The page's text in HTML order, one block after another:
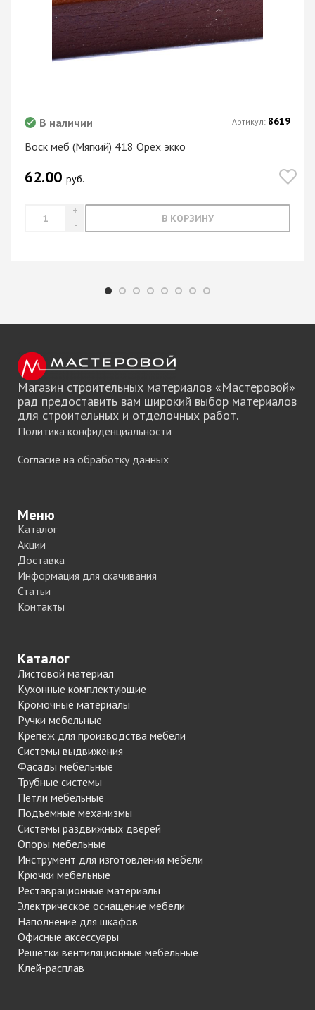
Воск меб (Мягкий) 418 Орех экко
В наличии
62.00 руб.
В КОРЗИНУ
Артикул: 8619
Магазин строительных материалов «Мастеровой»
рад предоставить вам широкий выбор материалов
для строительных и отделочных работ.
Политика конфиденциальности
Согласие на обработку данных
Меню
Каталог
Акции
Доставка
Информация для скачивания
Статьи
Контакты
Каталог
Листовой материал
Кухонные комплектующие
Кромочные материалы
Ручки мебельные
Крепеж для производства мебели
Системы выдвижения
Фасады мебельные
Трубные системы
Петли мебельные
Подъемные механизмы
Системы раздвижных дверей
Опоры мебельные
Инструмент для изготовления мебели
Крючки мебельные
Реставрационные материалы
Электрическое оснащение мебели
Наполнение для шкафов
Офисные аксессуары
Решетки вентиляционные мебельные
Клей-расплав